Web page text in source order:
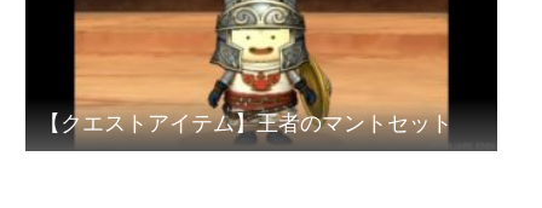
【クエストアイテム】王者のマントセット